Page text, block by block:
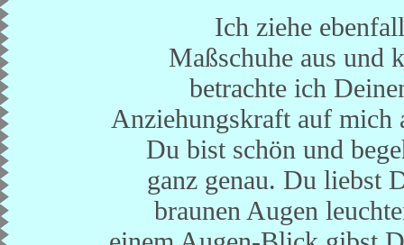
Ich ziehe
Maßschuhe aus und
betrachte ich
Anziehungskraft auf mich
Du bist schön und
ganz genau. Du liebst
braunen Augen